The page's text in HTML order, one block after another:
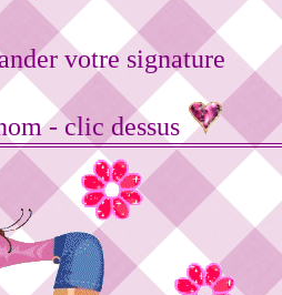
votre signature
- clic dessus